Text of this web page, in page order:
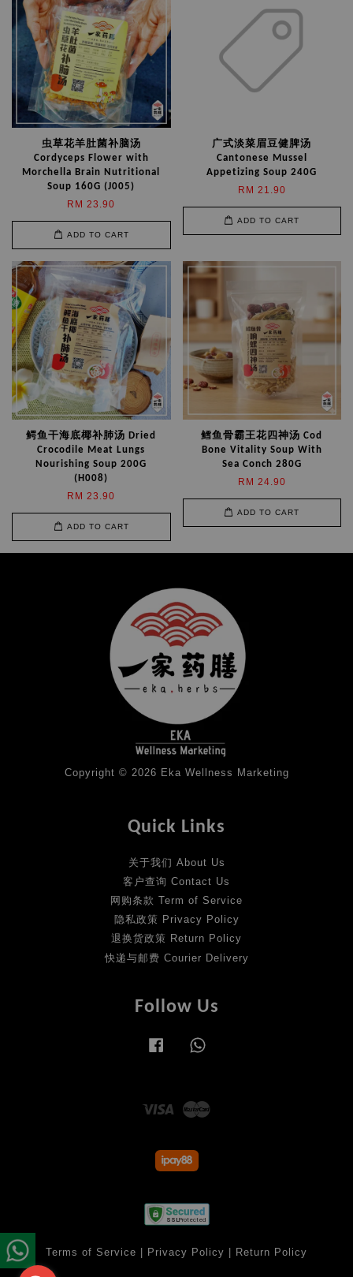
虫草花羊肚菌补脑汤
Cordyceps Flower with
Morchella Brain Nutritional
Soup 160G (J005)
RM 23.90
ADD TO CART
广式淡菜眉豆健脾汤
Cantonese Mussel
Appetizing Soup 240G
RM 21.90
ADD TO CART
鳄鱼干海底椰补肺汤 Dried
Crocodile Meat Lungs
Nourishing Soup 200G
(H008)
RM 23.90
ADD TO CART
鳕鱼骨霸王花四神汤 Cod
Bone Vitality Soup With
Sea Conch 280G
RM 24.90
ADD TO CART
Copyright © 2026 Eka Wellness Marketing
Quick Links
关于我们 About Us
客户查询 Contact Us
网购条款 Term of Service
隐私政策 Privacy Policy
退换货政策 Return Policy
快递与邮费 Courier Delivery
Follow Us
Facebook
Visa
Terms of Service Privacy Policy Return Policy